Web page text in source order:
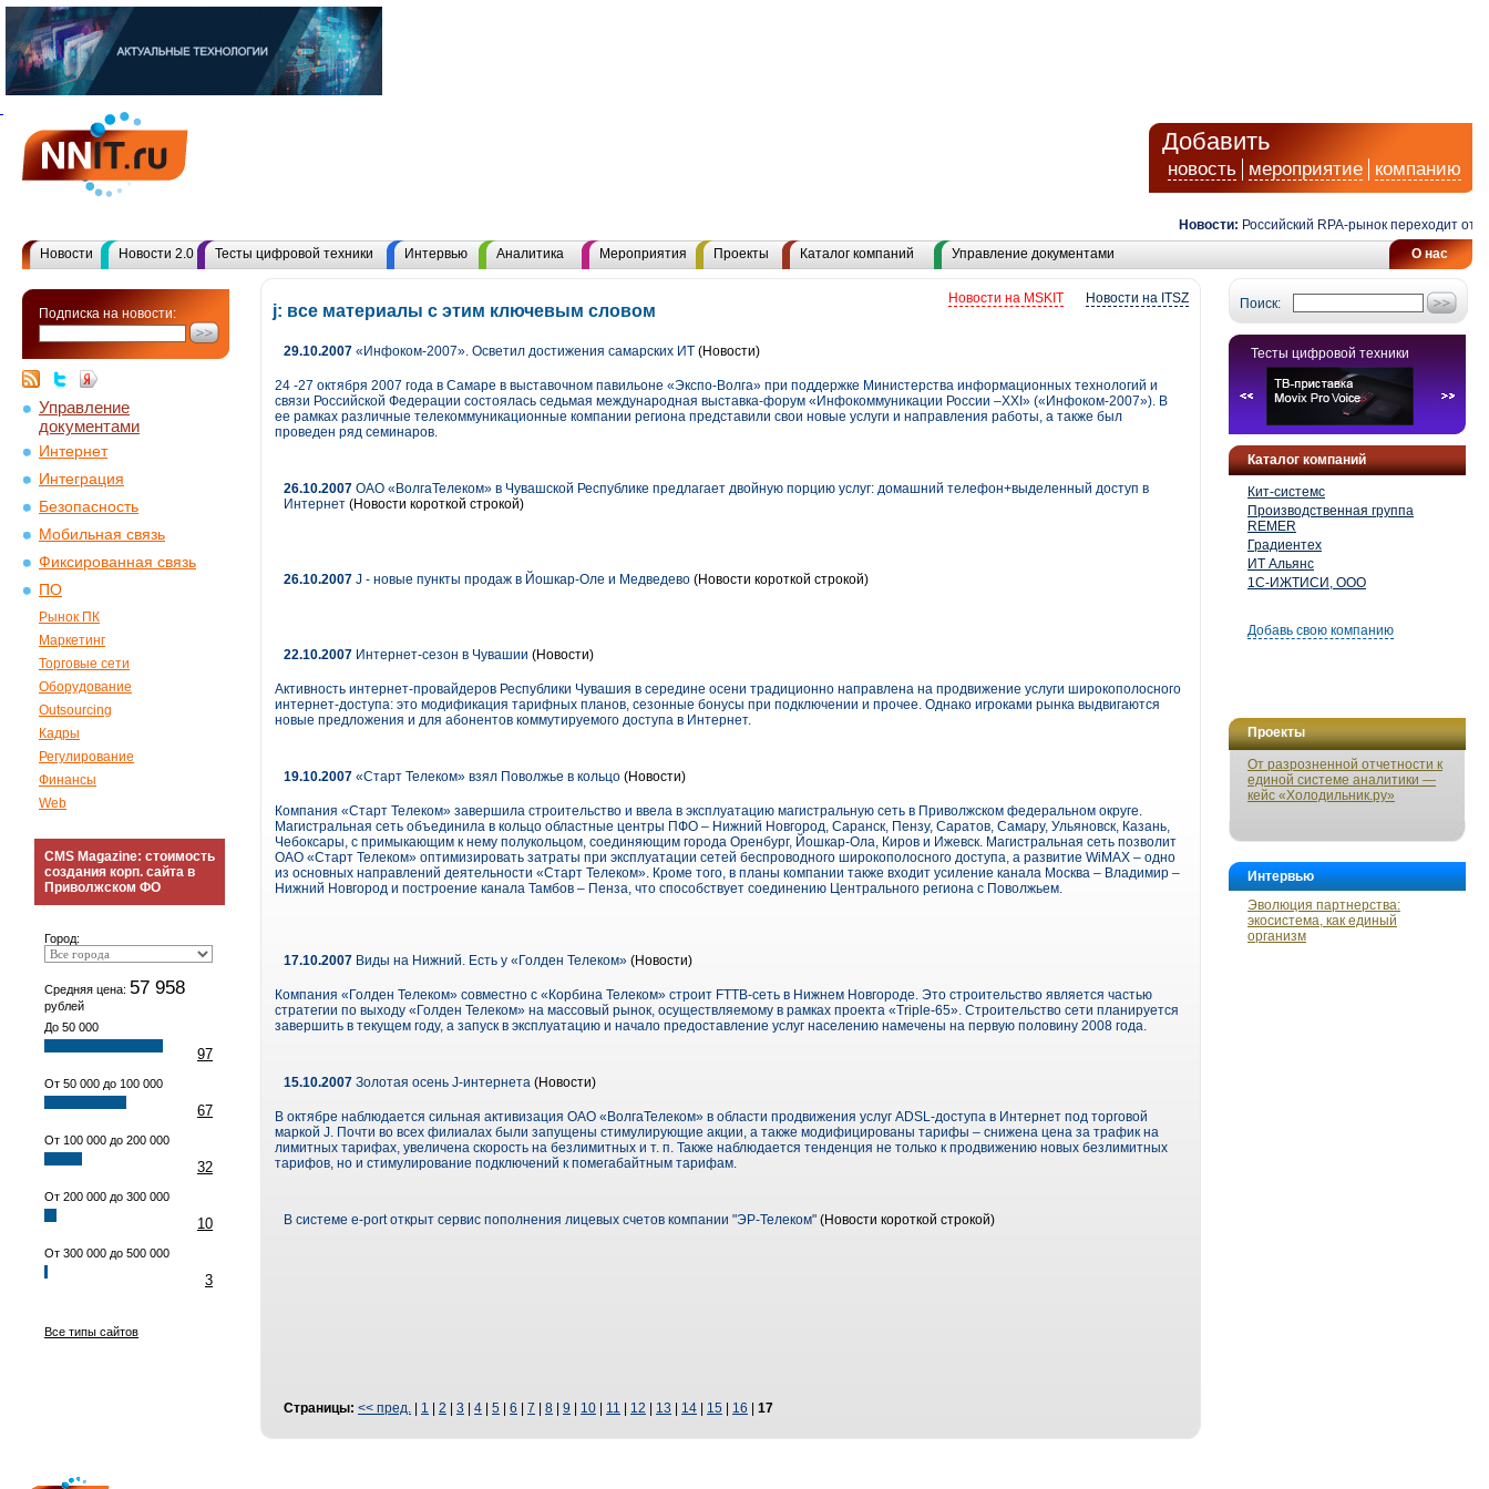
Добавить
новость мероприятие компанию
Новости: Российский RPA-рынок переходит от
О нас
Новости Новости 2.0 Тесты цифровой техники Интервью Аналитика Мероприятия Проекты Каталог компаний Управление документами
Подписка на новости:
Управление
документами
Интернет
Интеграция
Безопасность
Мобильная связь
Фиксированная связь
ПО
Рынок ПК
Маркетинг
Торговые сети
Оборудование
Outsourcing
Кадры
Регулирование
Финансы
Web
CMS Magazine: стоимость
создания корп. сайта в
Приволжском ФО
Город:
Средняя цена: 57 958
рублей
До 50 000
97
От 50 000 до 100 000
67
От 100 000 до 200 000
32
От 200 000 до 300 000
10
От 300 000 до 500 000
3
Все типы сайтов
Поиск:
Тесты цифровой техники
Каталог компаний
Кит-системс
Производственная группа
REMER
Градиентех
ИТ Альянс
1С-ИЖТИСИ, ООО
Добавь свою компанию
Проекты
От разрозненной отчетности к
единой системе аналитики —
кейс «Холодильник.ру»
Интервью
Эволюция партнерства:
экосистема, как единый
организм
Новости на ITSZ
Новости на MSKIT
j: все материалы с этим ключевым словом
29.10.2007 «Инфоком-2007». Осветил достижения самарских ИТ (Новости)
24 -27 октября 2007 года в Самаре в выставочном павильоне «Экспо-Волга» при поддержке Министерства информационных технологий и
связи Российской Федерации состоялась седьмая международная выставка-форум «Инфокоммуникации России –XXI» («Инфоком-2007»). В
ее рамках различные телекоммуникационные компании региона представили свои новые услуги и направления работы, а также был
проведен ряд семинаров.
26.10.2007 ОАО «ВолгаТелеком» в Чувашской Республике предлагает двойную порцию услуг: домашний телефон+выделенный доступ в
Интернет (Новости короткой строкой)
26.10.2007 J - новые пункты продаж в Йошкар-Оле и Медведево (Новости короткой строкой)
22.10.2007 Интернет-сезон в Чувашии (Новости)
Активность интернет-провайдеров Республики Чувашия в середине осени традиционно направлена на продвижение услуги широкополосного
интернет-доступа: это модификация тарифных планов, сезонные бонусы при подключении и прочее. Однако игроками рынка выдвигаются
новые предложения и для абонентов коммутируемого доступа в Интернет.
19.10.2007 «Старт Телеком» взял Поволжье в кольцо (Новости)
Компания «Старт Телеком» завершила строительство и ввела в эксплуатацию магистральную сеть в Приволжском федеральном округе.
Магистральная сеть объединила в кольцо областные центры ПФО – Нижний Новгород, Саранск, Пензу, Саратов, Самару, Ульяновск, Казань,
Чебоксары, с примыкающим к нему полукольцом, соединяющим города Оренбург, Йошкар-Ола, Киров и Ижевск. Магистральная сеть позволит
ОАО «Старт Телеком» оптимизировать затраты при эксплуатации сетей беспроводного широкополосного доступа, а развитие WiMAX – одно
из основных направлений деятельности «Старт Телеком». Кроме того, в планы компании также входит усиление канала Москва – Владимир –
Нижний Новгород и построение канала Тамбов – Пенза, что способствует соединению Центрального региона с Поволжьем.
17.10.2007 Виды на Нижний. Есть у «Голден Телеком» (Новости)
Компания «Голден Телеком» совместно с «Корбина Телеком» строит FTTB-сеть в Нижнем Новгороде. Это строительство является частью
стратегии по выходу «Голден Телеком» на массовый рынок, осуществляемому в рамках проекта «Triple-65». Строительство сети планируется
завершить в текущем году, а запуск в эксплуатацию и начало предоставление услуг населению намечены на первую половину 2008 года.
15.10.2007 Золотая осень J-интернета (Новости)
В октябре наблюдается сильная активизация ОАО «ВолгаТелеком» в области продвижения услуг ADSL-доступа в Интернет под торговой
маркой J. Почти во всех филиалах были запущены стимулирующие акции, а также модифицированы тарифы – снижена цена за трафик на
лимитных тарифах, увеличена скорость на безлимитных и т. п. Также наблюдается тенденция не только к продвижению новых безлимитных
тарифов, но и стимулирование подключений к помегабайтным тарифам.
В системе e-port открыт сервис пополнения лицевых счетов компании "ЭР-Телеком" (Новости короткой строкой)
Страницы: << пред. 1 2 3 4 5 6 7 8 9 10 11 12 13 14 15 16 17